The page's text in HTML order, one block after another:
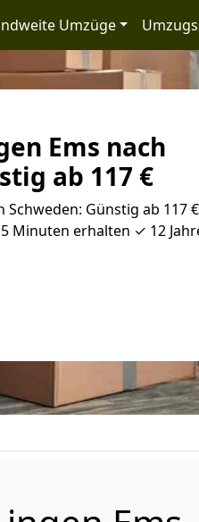
Umzüge
Ems nach
ab 117 €
Günstig ab 117
Minuten erhalten ✓ 12